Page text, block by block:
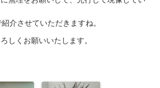
介させていただきますね。
しくお願いいたします。